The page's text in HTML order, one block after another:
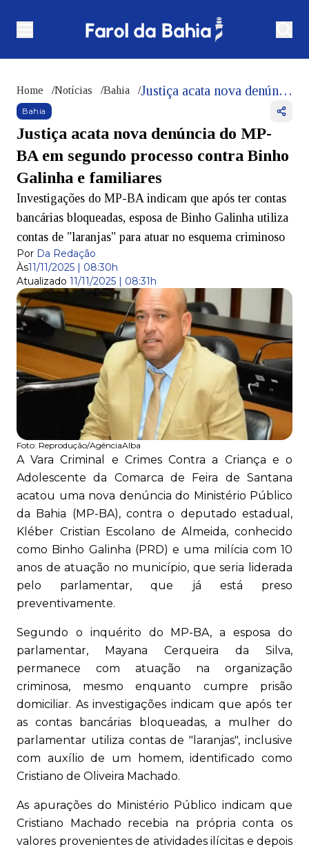
Home /Notícias /Bahia / Justiça acata nova denúncia do MP-BA em segundo processo contra Binho Galinha e familiares
Bahia
Justiça acata nova denúncia do MP-
BA em segundo processo contra Binho
Galinha e familiares
Investigações do MP-BA indicam que após ter contas
bancárias bloqueadas, esposa de Binho Galinha utiliza
contas de "laranjas" para atuar no esquema criminoso
Por Da Redação
Às11/11/2025 | 08:30h
Atualizado 11/11/2025 | 08:31h
Foto: Reprodução/AgênciaAlba
A Vara Criminal e Crimes Contra a Criança e o
Adolescente da Comarca de Feira de Santana
acatou uma nova denúncia do Ministério Público
da Bahia (MP-BA), contra o deputado estadual,
Kléber Cristian Escolano de Almeida, conhecido
como Binho Galinha (PRD) e uma milícia com 10
anos de atuação no município, que seria liderada
pelo parlamentar, que já está preso
preventivamente.
Segundo o inquérito do MP-BA, a esposa do
parlamentar, Mayana Cerqueira da Silva,
permanece com atuação na organização
criminosa, mesmo enquanto cumpre prisão
domiciliar. As investigações indicam que após ter
as contas bancárias bloqueadas, a mulher do
parlamentar utiliza contas de "laranjas", inclusive
com auxílio de um homem, identificado como
Cristiano de Oliveira Machado.
As apurações do Ministério Público indicam que
Cristiano Machado recebia na própria conta os
valores provenientes de atividades ilícitas e depois